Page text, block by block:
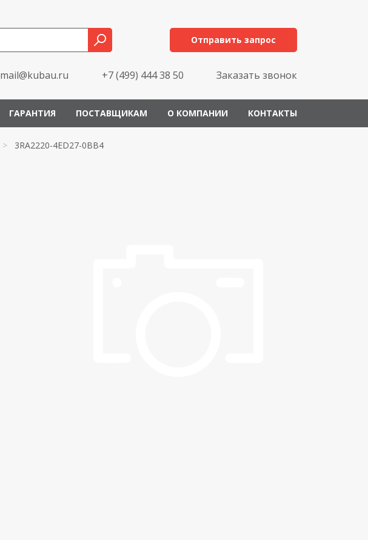
Отправить запрос
mail@kubau.ru +7 (499) 444 38 50 Заказать звонок
ГАРАНТИЯ ПОСТАВЩИКАМ О КОМПАНИИ КОНТАКТЫ
> 3RA2220-4ED27-0BB4